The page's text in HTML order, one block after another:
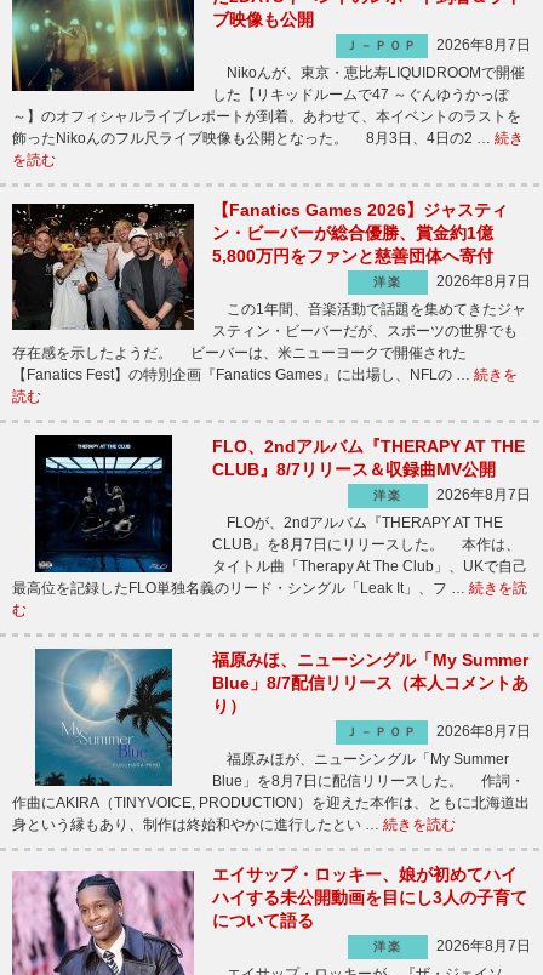
ブ映像も公開
Ｊ－ＰＯＰ
2026年8月7日
Nikoんが、東京・恵比寿LIQUIDROOMで開催
した【リキッドルームで47 ～ぐんゆうかっぽ
～】のオフィシャルライブレポートが到着。あわせて、本イベントのラストを
飾ったNikoんのフル尺ライブ映像も公開となった。 8月3日、4日の2 … 続き
を読む
【Fanatics Games 2026】ジャスティ
ン・ビーバーが総合優勝、賞金約1億
5,800万円をファンと慈善団体へ寄付
洋楽
2026年8月7日
この1年間、音楽活動で話題を集めてきたジャ
スティン・ビーバーだが、スポーツの世界でも
存在感を示したようだ。 ビーバーは、米ニューヨークで開催された
【Fanatics Fest】の特別企画『Fanatics Games』に出場し、NFLの … 続きを
読む
FLO、2ndアルバム『THERAPY AT THE
CLUB』8/7リリース＆収録曲MV公開
洋楽
2026年8月7日
FLOが、2ndアルバム『THERAPY AT THE
CLUB』を8月7日にリリースした。 本作は、
タイトル曲「Therapy At The Club」、UKで自己
最高位を記録したFLO単独名義のリード・シングル「Leak It」、フ … 続きを読
む
福原みほ、ニューシングル「My Summer
Blue」8/7配信リリース（本人コメントあ
り）
Ｊ－ＰＯＰ
2026年8月7日
福原みほが、ニューシングル「My Summer
Blue」を8月7日に配信リリースした。 作詞・
作曲にAKIRA（TINYVOICE, PRODUCTION）を迎えた本作は、ともに北海道出
身という縁もあり、制作は終始和やかに進行したとい … 続きを読む
エイサップ・ロッキー、娘が初めてハイ
ハイする未公開動画を目にし3人の子育て
について語る
洋楽
2026年8月7日